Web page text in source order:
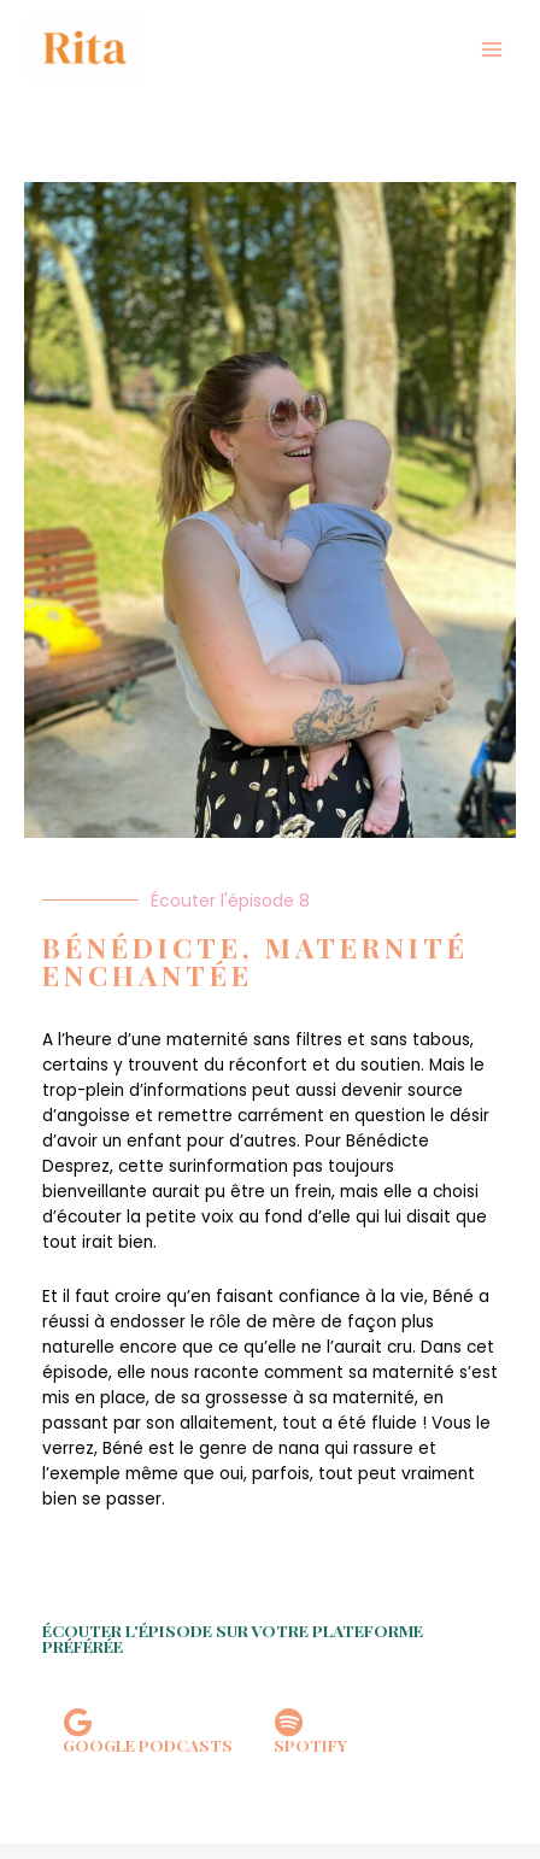
Écouter l'épisode 8
BÉNÉDICTE, MATERNITÉ
ENCHANTÉE
A l’heure d’une maternité sans filtres et sans tabous,
certains y trouvent du réconfort et du soutien. Mais le
trop-plein d’informations peut aussi devenir source
d’angoisse et remettre carrément en question le désir
d’avoir un enfant pour d’autres. Pour Bénédicte
Desprez, cette surinformation pas toujours
bienveillante aurait pu être un frein, mais elle a choisi
d’écouter la petite voix au fond d’elle qui lui disait que
tout irait bien.
Et il faut croire qu’en faisant confiance à la vie, Béné a
réussi à endosser le rôle de mère de façon plus
naturelle encore que ce qu’elle ne l’aurait cru. Dans cet
épisode, elle nous raconte comment sa maternité s’est
mis en place, de sa grossesse à sa maternité, en
passant par son allaitement, tout a été fluide ! Vous le
verrez, Béné est le genre de nana qui rassure et
l’exemple même que oui, parfois, tout peut vraiment
bien se passer.
ÉCOUTER L'ÉPISODE SUR VOTRE PLATEFORME
PRÉFÉRÉE
GOOGLE PODCASTS SPOTIFY